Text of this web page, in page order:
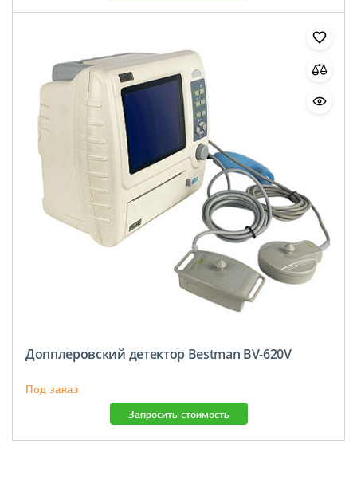
Допплеровский детектор Bestman BV-620V
Под заказ
Запросить стоимость